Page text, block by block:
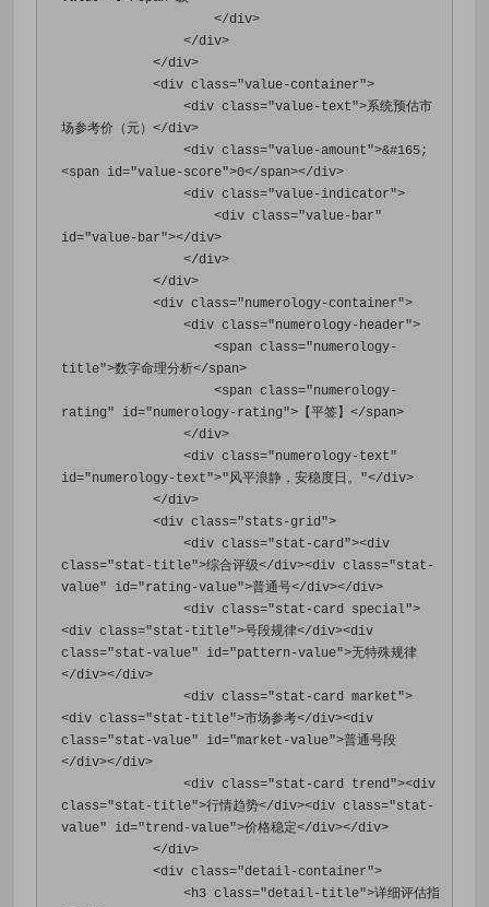
</div>
</div>
</div>
<div class="value-container">
<div class="value-text">系统预估市
场参考价（元）</div>
<div class="value-amount">
<span
id="value-score">0</span></div>
<div class="value-indicator">
<div class="value-bar"
id="value-bar"></div>
</div>
</div>
<div class="numerology-container">
<div class="numerology-header">
<span
class="numerology-
title">数字命理分析</span>
<span
class="numerology-
rating"
id="numerology-rating"> 【平签】</span>
</div>
<div class="numerology-text"
id="numerology-text">"风平浪静，安稳度日。"</div>
</div>
<div class="stats-grid">
<div class="stat-card"><div
class="stat-title">综合评级</div><div class="stat-
value"
id="rating-value">普通号</div></div>
<div class="stat-card special">
<div class="stat-title">号段规律</div><div
class="stat-value" id="pattern-value">无特殊规律
</div></div>
<div class="stat-card market">
<div class="stat-title">市场参考</div><div
class="stat-value" id="market-value">普通号段
</div></div>
<div class="stat-card trend"><div
class="stat-title">行情趋势</div><div class="stat-
value"
id="trend-value">价格稳定</div></div>
</div>
<div class="detail-container">
<h3 class="detail-title">详细评估指